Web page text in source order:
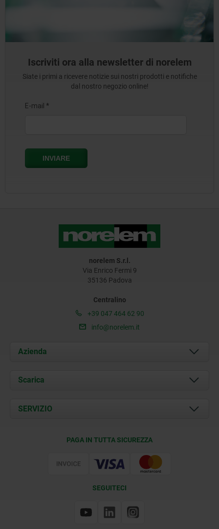
Iscriviti ora alla newsletter di norelem
Siate i primi a ricevere notizie sui nostri prodotti e notifiche
dal nostro negozio online!
norelem S.r.l.
Via Enrico Fermi 9
35136 Padova
Centralino
+39 047 464 62 90
info@norelem.it
Azienda
Chi siamo
Contatti
Scarica
Documents
SERVIZIO
PAGA IN TUTTA SICUREZZA
SEGUITECI